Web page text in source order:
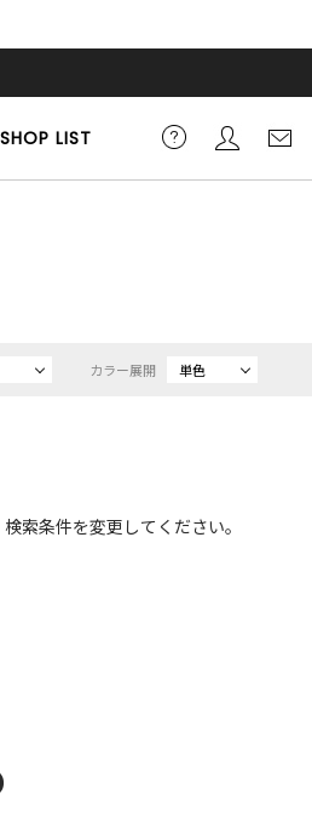
SHOP LIST
カラー展開 単色
索条件を変更してください。